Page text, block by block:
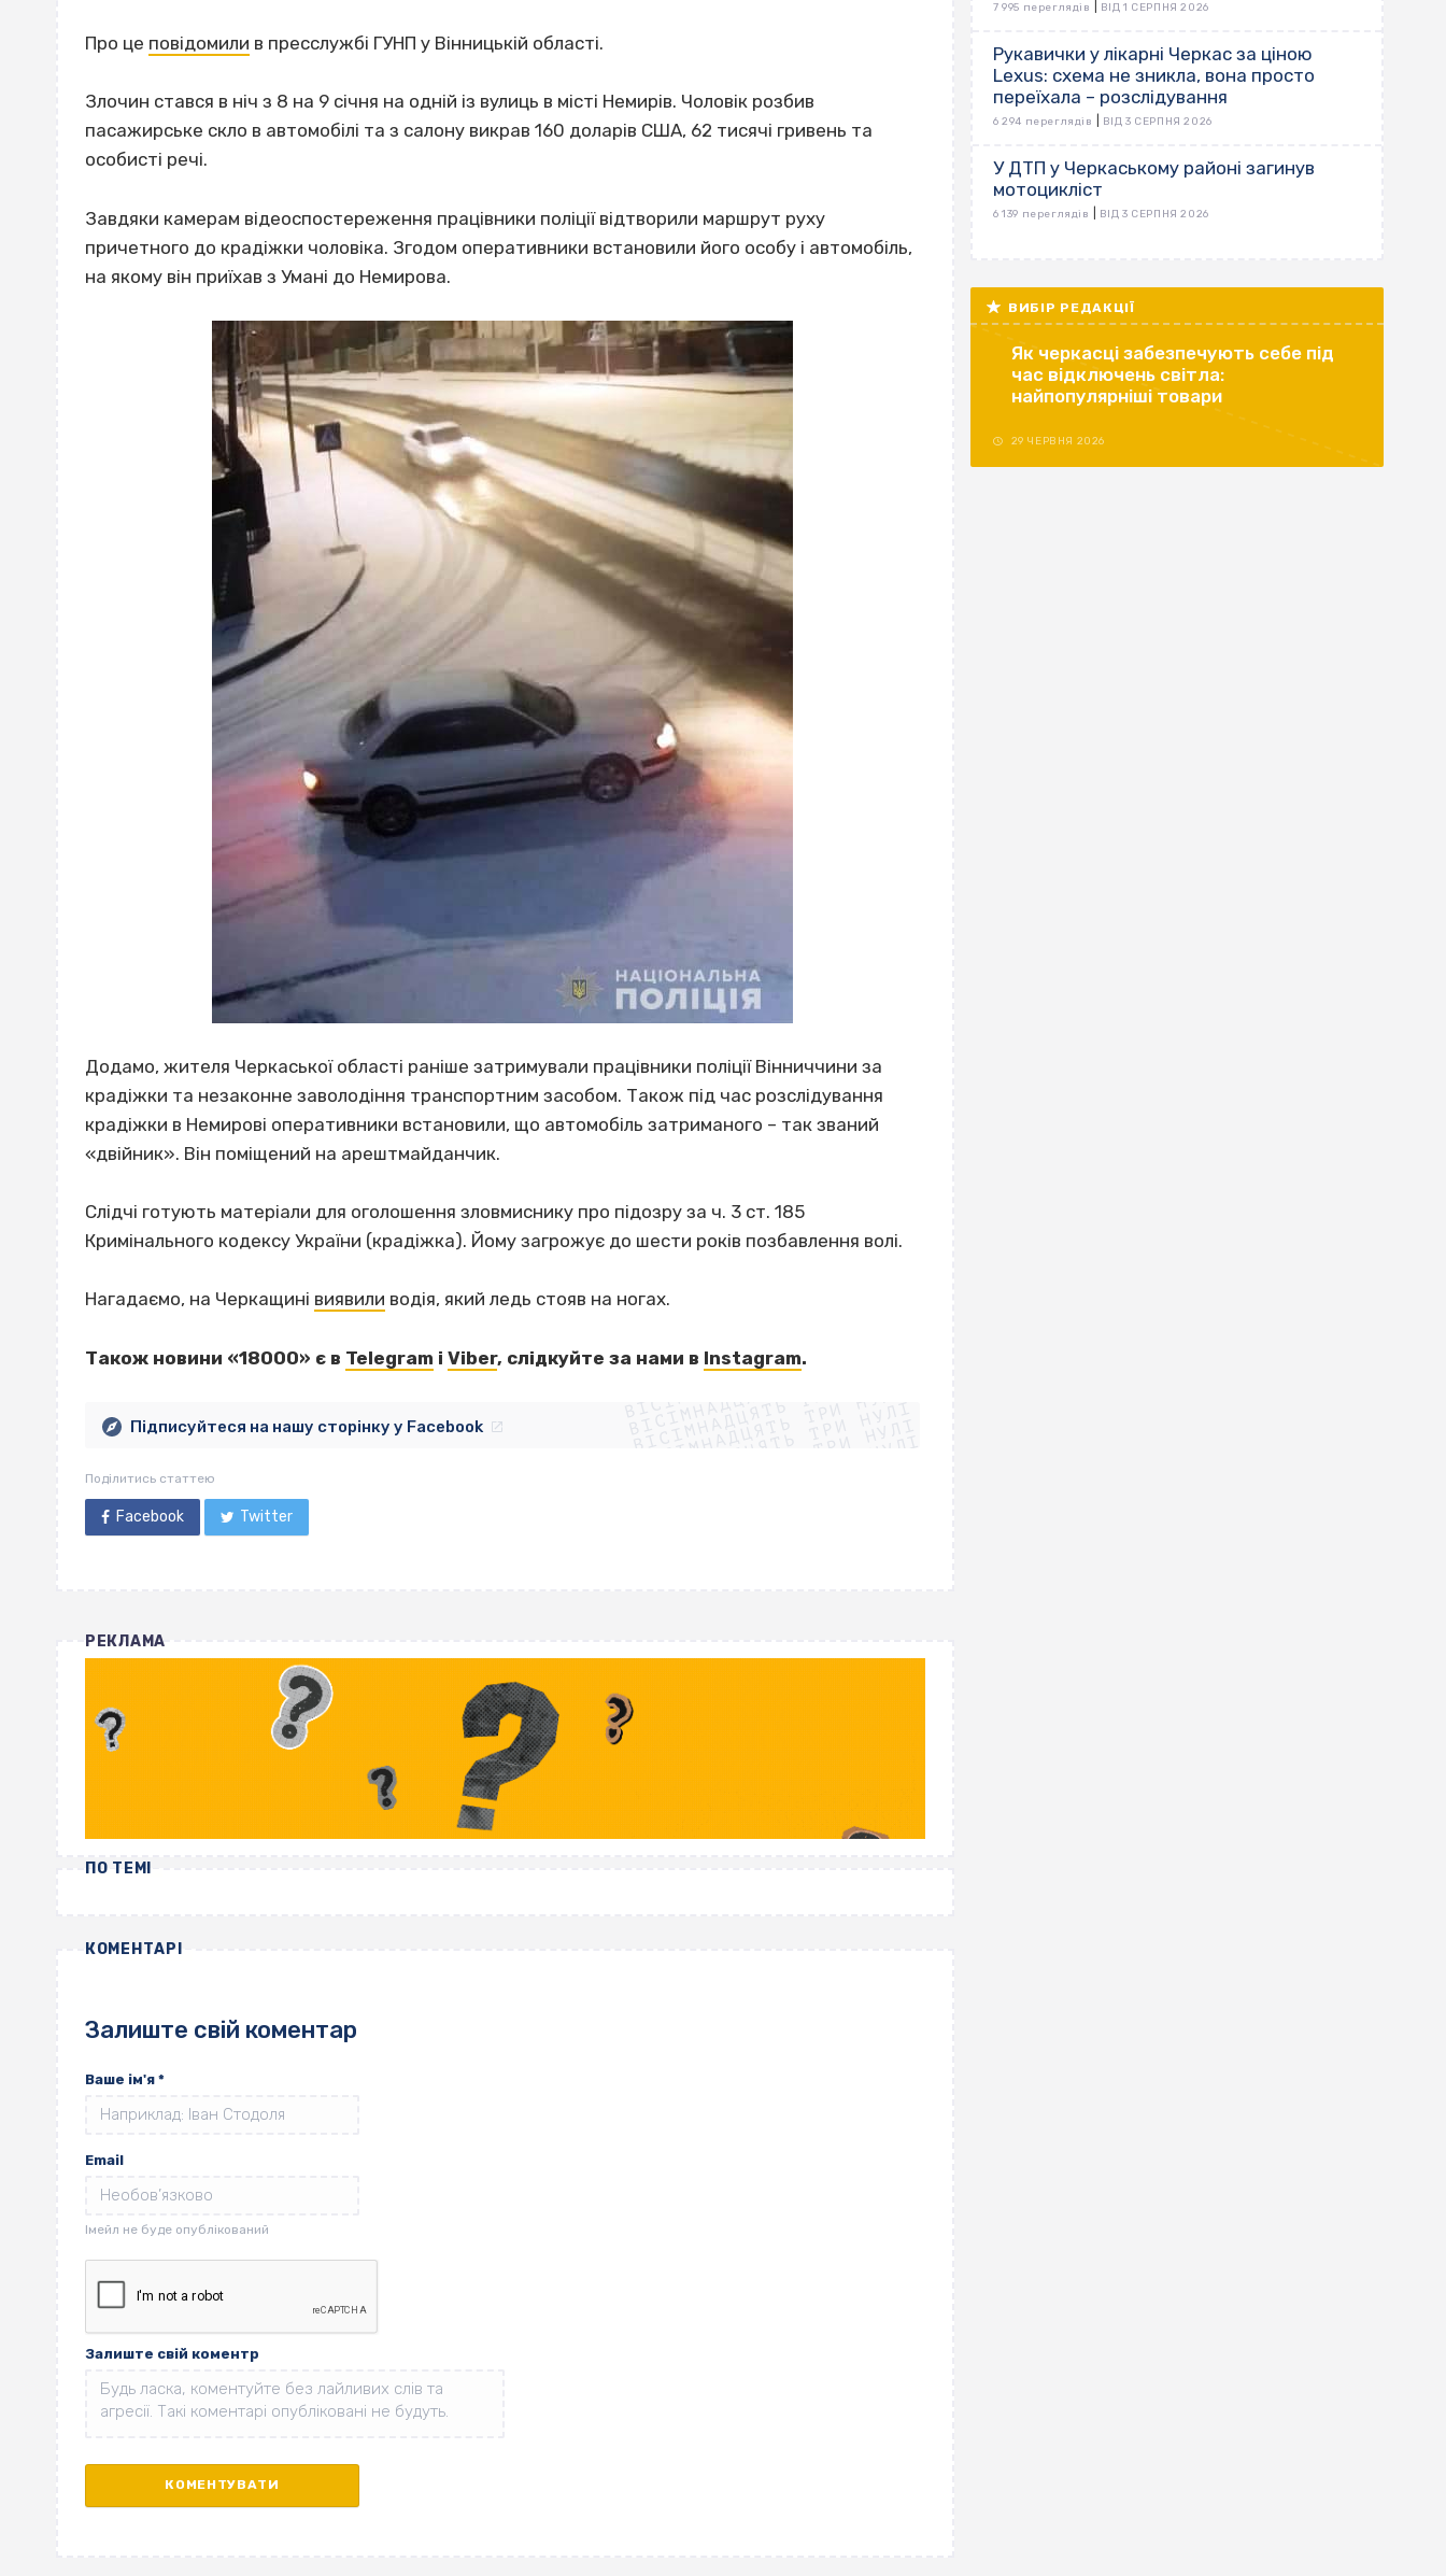
Про це повідомили в пресслужбі ГУНП у Вінницькій області.
Злочин стався в ніч з 8 на 9 січня на одній із вулиць в місті Немирів. Чоловік розбив
пасажирське скло в автомобілі та з салону викрав 160 доларів США, 62 тисячі гривень та
особисті речі.
Завдяки камерам відеоспостереження працівники поліції відтворили маршрут руху
причетного до крадіжки чоловіка. Згодом оперативники встановили його особу і автомобіль,
на якому він приїхав з Умані до Немирова.
Додамо, жителя Черкаської області раніше затримували працівники поліції Вінниччини за
крадіжки та незаконне заволодіння транспортним засобом. Також під час розслідування
крадіжки в Немирові оперативники встановили, що автомобіль затриманого – так званий
«двійник». Він поміщений на арештмайданчик.
Слідчі готують матеріали для оголошення зловмиснику про підозру за ч. 3 ст. 185
Кримінального кодексу України (крадіжка). Йому загрожує до шести років позбавлення волі.
Нагадаємо, на Черкащині виявили водія, який ледь стояв на ногах.
Також новини «18000» є в Telegram і Viber, слідкуйте за нами в Instagram.
ВІСІМНАДЦЯТЬ ТРИ НУЛІ
ВІСІМНАДЦЯТЬ ТРИ НУЛІ
ВІСІМНАДЦЯТЬ ТРИ НУЛІ
ВІСІМНАДЦЯТЬ ТРИ НУЛІ
ВІСІМНАДЦЯТЬ ТРИ НУЛІ
ВІСІМНАДЦЯТЬ ТРИ НУЛІ
ВІСІМНАДЦЯТЬ ТРИ НУЛІ
Підписуйтеся на нашу сторінку у Facebook
Поділитись статтею
Facebook Twitter
РЕКЛАМА
ПО ТЕМІ
КОМЕНТАРІ
Залиште свій коментар
Ваше ім'я *
Email
Залиште свій коментр
7 995 переглядів ВІД 1 СЕРПНЯ 2026
Рукавички у лікарні Черкас за ціною
Lexus: схема не зникла, вона просто
переїхала – розслідування
6 294 переглядів ВІД 3 СЕРПНЯ 2026
У ДТП у Черкаському районі загинув
мотоцикліст
6 139 переглядів ВІД 3 СЕРПНЯ 2026
ВИБІР РЕДАКЦІЇ
Як черкасці забезпечують себе під
час відключень світла:
найпопулярніші товари
29 ЧЕРВНЯ 2026